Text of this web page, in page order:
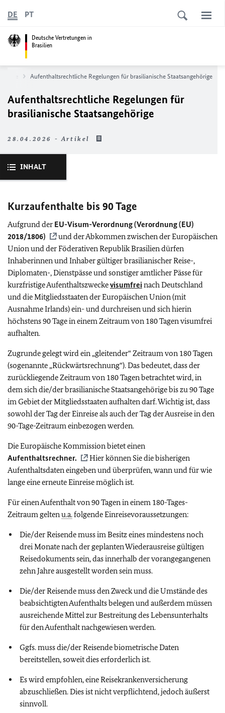
Deutsche Vertretungen in
Brasilien
DE PT
Aufenthaltsrechtliche Regelungen für brasilianische Staatsangehörige
Aufenthaltsrechtliche Regelungen für
brasilianische Staatsangehörige
28.04.2026 - Artikel
INHALT
Kurzaufenthalte bis 90 Tage
Aufgrund der EU-Visum-Verordnung (Verordnung (EU)
2018/1806)
und der Abkommen zwischen der Europäischen
Union und der Föderativen Republik Brasilien dürfen
Inhaberinnen und Inhaber gültiger brasilianischer Reise-,
Diplomaten-, Dienstpässe und sonstiger amtlicher Pässe für
kurzfristige Aufenthaltszweckevisumfreinach Deutschland
und die Mitgliedsstaaten der Europäischen Union (mit
Ausnahme Irlands) ein- und durchreisen und sich hierin
höchstens 90 Tage in einem Zeitraum von 180 Tagen visumfrei
aufhalten.
Zugrunde gelegt wird ein „gleitender“ Zeitraum von 180 Tagen
(sogenannte „Rückwärtsrechnung“). Das bedeutet, dass der
zurückliegende Zeitraum von 180 Tagen betrachtet wird, in
dem sich die/der brasilianische Staatsangehörige bis zu 90 Tage
im Gebiet der Mitgliedsstaaten aufhalten darf. Wichtig ist, dass
sowohl der Tag der Einreise als auch der Tag der Ausreise in den
90-Tage-Zeitraum einbezogen werden.
Die Europäische Kommission bietet einen
Aufenthaltsrechner.
Hier können Sie die bisherigen
Aufenthaltsdaten eingeben und überprüfen, wann und für wie
lange eine erneute Einreise möglich ist.
Für einen Aufenthalt von 90 Tagen in einem 180-Tages-
Zeitraum geltenu.a.folgende Einreisevoraussetzungen:
Die/der Reisende muss im Besitz eines mindestens noch
drei Monate nach der geplanten Wiederausreise gültigen
Reisedokuments sein, das innerhalb der vorangegangenen
zehn Jahre ausgestellt worden sein muss.
Die/der Reisende muss den Zweck und die Umstände des
beabsichtigten Aufenthalts belegen und außerdem müssen
ausreichende Mittel zur Bestreitung des Lebensunterhalts
für den Aufenthalt nachgewiesen werden.
Ggfs. muss die/der Reisende biometrische Daten
bereitstellen, soweit dies erforderlich ist.
Es wird empfohlen, eine Reisekrankenversicherung
abzuschließen. Dies ist nicht verpflichtend, jedoch äußerst
sinnvoll.